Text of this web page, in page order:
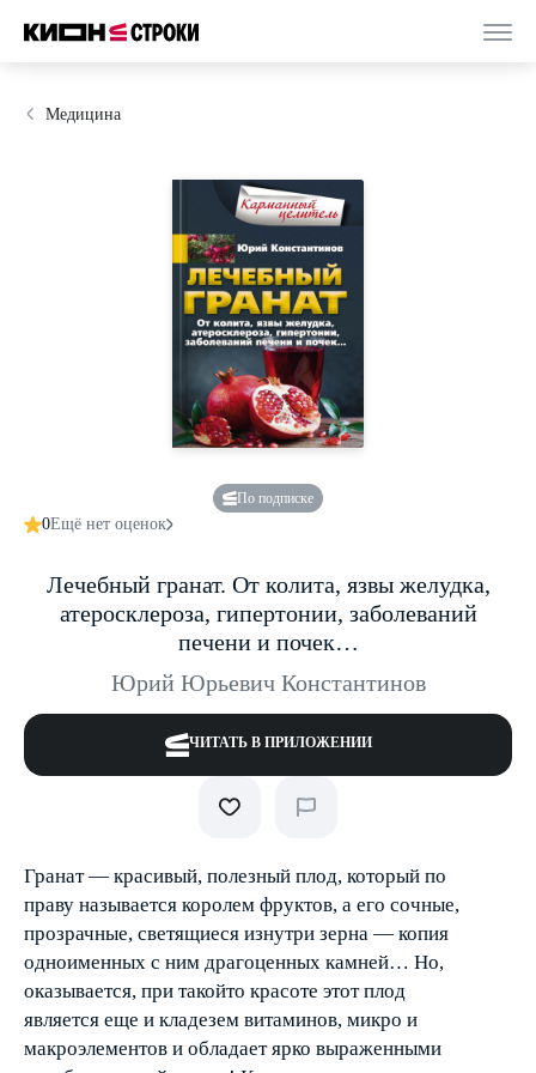
Медицина
По подписке
0Ещё нет оценок
Лечебный гранат. От колита, язвы желудка,
атеросклероза, гипертонии, заболеваний
печени и почек…
Юрий Юрьевич Константинов
ЧИТАТЬ В ПРИЛОЖЕНИИ
Гранат — красивый, полезный плод, который по
праву называется королем фруктов, а его сочные,
прозрачные, светящиеся изнутри зерна — копия
одноименных с ним драгоценных камней… Но,
оказывается, при такой­то красоте этот плод
является еще и кладезем витаминов, микро­ и
макроэлементов и обладает ярко выраженными